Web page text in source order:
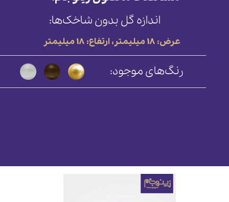
اندازه گل بدون شاخک‌ها:
رنگ‌های موجود:
عرض: 18 میلیمتر، ارتفاع: 18 میلیمتر